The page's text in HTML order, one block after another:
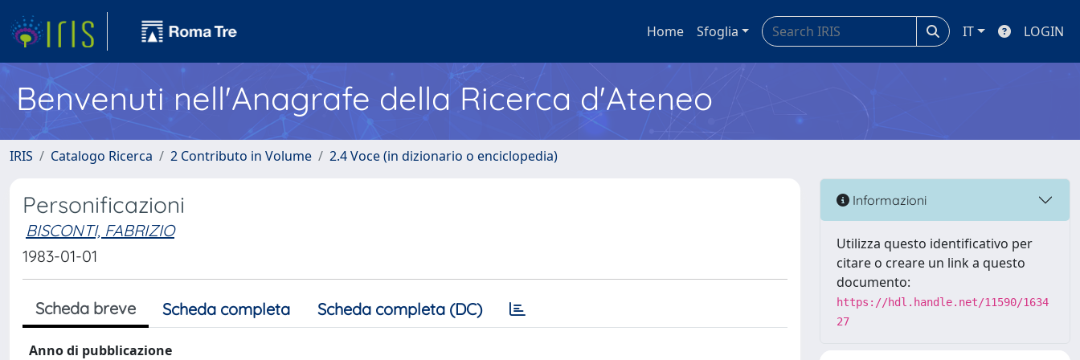
Home Sfoglia IT LOGIN
Benvenuti nell'Anagrafe della Ricerca d'Ateneo
IRIS Catalogo Ricerca 2 Contributo in Volume 2.4 Voce (in dizionario o enciclopedia)
Personificazioni
BISCONTI, FABRIZIO
1983-01-01
Scheda breve Scheda completa Scheda completa (DC)
Anno di pubblicazione
Informazioni
Utilizza questo identificativo per
citare o creare un link a questo
documento:
https://hdl.handle.net/11590/1634
27